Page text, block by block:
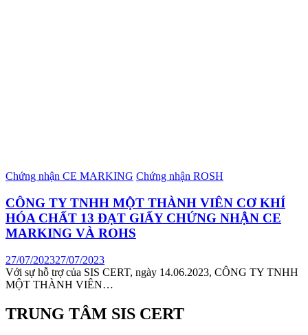
Chứng nhận CE MARKING Chứng nhận ROSH
CÔNG TY TNHH MỘT THÀNH VIÊN CƠ KHÍ
HÓA CHẤT 13 ĐẠT GIẤY CHỨNG NHẬN CE
MARKING VÀ ROHS
27/07/202327/07/2023
Với sự hỗ trợ của SIS CERT, ngày 14.06.2023, CÔNG TY TNHH
MỘT THÀNH VIÊN…
TRUNG TÂM SIS CERT